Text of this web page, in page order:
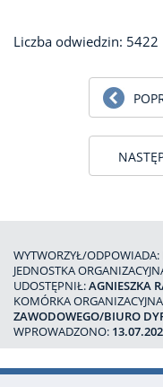
Liczba odwiedzin: 5422
WYTWORZYŁ/ODPOWIADA:
JEDNOSTKA
UDOSTĘPNIŁ:AGNIESZKA
KOMÓRKA
ZAWODOWEGO/BIURO
WPROWADZONO: